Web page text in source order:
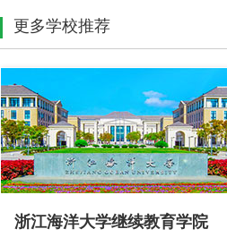
更多学校推荐
浙江海洋大学继续教育学院